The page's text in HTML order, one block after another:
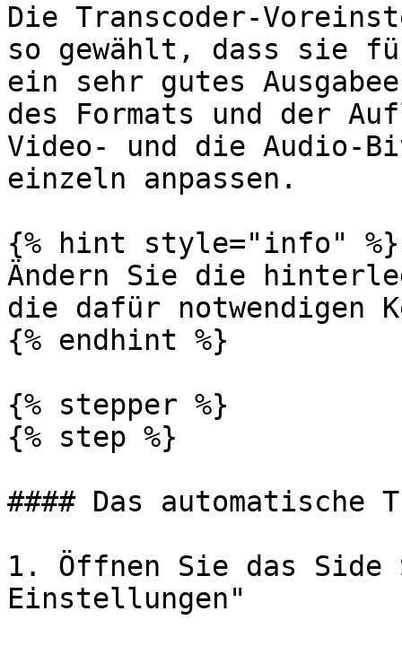
Die Transcoder-
so gewählt, dass sie
ein sehr gutes
des Formats und der
Video- und die Audio-
einzeln anpassen.
{% hint style="info" %}
Ändern Sie die
die dafür notwendigen
{% endhint %}
{% stepper %}
{% step %}
#### Das automatische
1. Öffnen Sie das Side
Einstellungen"